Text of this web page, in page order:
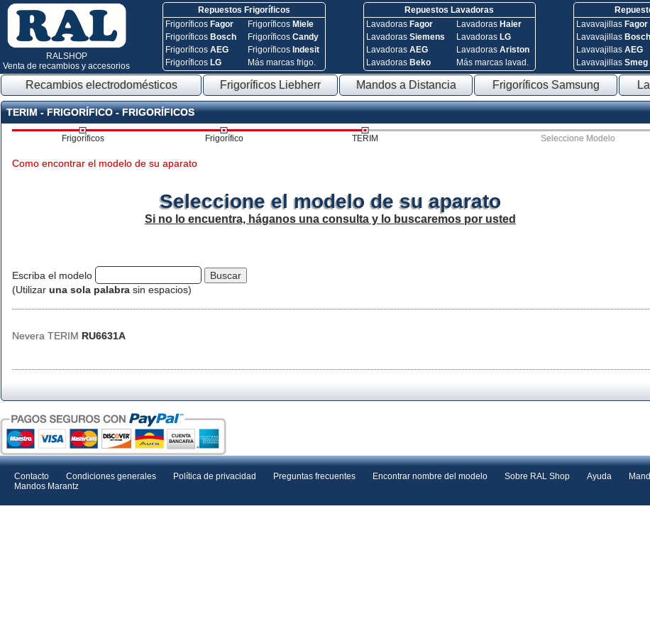
RALSHOP
Venta de recambios y accesorios
Repuestos Frigoríficos
Frigoríficos Fagor
Frigoríficos Bosch
FrigoríficosAEG
Frigoríficos LG
Frigoríficos Miele
FrigoríficosCandy
Frigoríficos Indesit
Más marcas frigo.
Repuestos Lavadoras
Lavadoras Fagor
Lavadoras Siemens
Lavadoras AEG
Lavadoras Beko
Lavadoras Haier
Lavadoras LG
Lavadoras Ariston
Más marcas lavad.
Lavavajillas Fagor
Lavavajillas Bosch
Lavavajillas AEG
Lavavajillas Smeg
Recambios electrodomésticos Frigoríficos Liebherr Mandos a Distancia Frigoríficos Samsung
TERIM - FRIGORÍFICO - FRIGORÍFICOS
Frigoríficos Frigorífico TERIM Seleccione Modelo
Como encontrar el modelo de su aparato
Seleccione el modelo de su aparato
Si no lo encuentra, háganos una consulta y lo buscaremos por usted
Escriba el modelo
(Utilizar una sola palabra sin espacios)
Nevera TERIM RU6631A
Contacto Condiciones generales Política de privacidad Preguntas frecuentes Encontrar nombre del modelo Sobre RAL Shop Ayuda
Mandos Marantz